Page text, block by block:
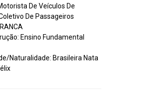
De Veículos De
De Passageiros
Ensino Fundamental
Naturalidade: Brasileira Nata